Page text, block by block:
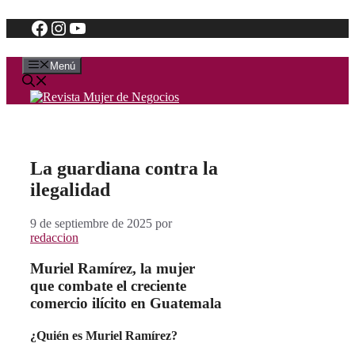
Saltar
al
Facebook
Instagram
YouTube
Menú
La guardiana contra la
ilegalidad
9 de septiembre de 2025 por
redaccion
Muriel Ramírez, la mujer
que combate el creciente
comercio ilícito en Guatemala
¿Quién es Muriel Ramírez?